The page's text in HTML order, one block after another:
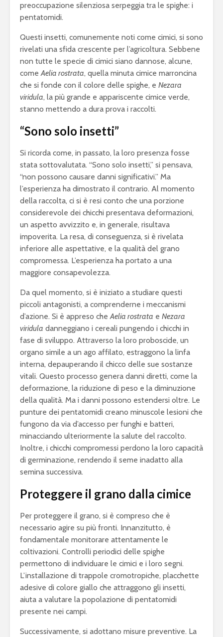
preoccupazione silenziosa serpeggia tra le spighe: i
pentatomidi.
Questi insetti, comunemente noti come cimici, si sono
rivelati una sfida crescente per l’agricoltura. Sebbene
non tutte le specie di cimici siano dannose, alcune,
comeAelia rostrata, quella minuta cimice marroncina
che si fonde con il colore delle spighe, e Nezara
viridula, la più grande e appariscente cimice verde,
stanno mettendo a dura prova i raccolti.
“Sono solo insetti”
Si ricorda come, in passato, la loro presenza fosse
stata sottovalutata. “Sono solo insetti,” si pensava,
“non possono causare danni significativi.” Ma
l’esperienza ha dimostrato il contrario. Al momento
della raccolta, ci si è resi conto che una porzione
considerevole dei chicchi presentava deformazioni,
un aspetto avvizzito e, in generale, risultava
impoverita. La resa, di conseguenza, si è rivelata
inferiore alle aspettative, e la qualità del grano
compromessa. L’esperienza ha portato a una
maggiore consapevolezza.
Da quel momento, si è iniziato a studiare questi
piccoli antagonisti, a comprenderne i meccanismi
d’azione. Si è appreso cheAelia rostrata e Nezara
viridula danneggiano i cereali pungendo i chicchi in
fase di sviluppo. Attraverso la loro proboscide, un
organo simile a un ago affilato, estraggono la linfa
interna, depauperando il chicco delle sue sostanze
vitali. Questo processo genera danni diretti, come la
deformazione, la riduzione di peso e la diminuzione
della qualità. Ma i danni possono estendersi oltre. Le
punture dei pentatomidi creano minuscole lesioni che
fungono da via d’accesso per funghi e batteri,
minacciando ulteriormente la salute del raccolto.
Inoltre, i chicchi compromessi perdono la loro capacità
di germinazione, rendendo il seme inadatto alla
semina successiva.
Proteggere il grano dalla cimice
Per proteggere il grano, si è compreso che è
necessario agire su più fronti. Innanzitutto, è
fondamentale monitorare attentamente le
coltivazioni. Controlli periodici delle spighe
permettono di individuare le cimici e i loro segni.
L’installazione di trappole cromotropiche, placchette
adesive di colore giallo che attraggono gli insetti,
aiuta a valutare la popolazione di pentatomidi
presente nei campi.
Successivamente, si adottano misure preventive. La